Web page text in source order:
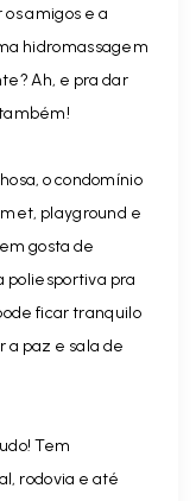
amigos e a
hidromassagem
Ah, e pra dar
o condomínio
playground e
gosta de
poliesportiva pra
ficar tranquilo
paz e sala de
Tem
rodovia e até